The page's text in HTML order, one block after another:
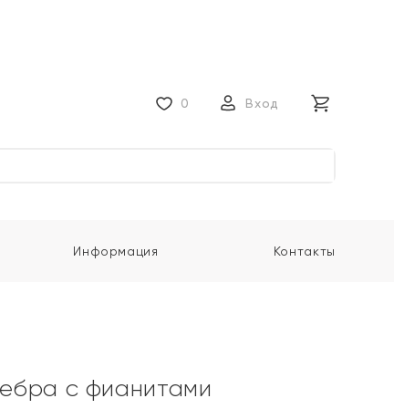
0 Вход
Информация Контакты
с фианитами